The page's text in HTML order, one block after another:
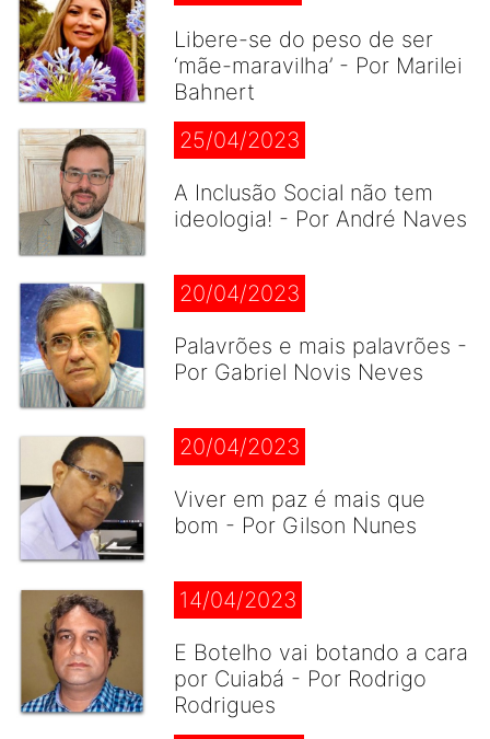
Libere-se do peso de ser
‘mãe-maravilha’ - Por Marilei
Bahnert
25/04/2023
A Inclusão Social não tem
ideologia! - Por André Naves
20/04/2023
Palavrões e mais palavrões -
Por Gabriel Novis Neves
20/04/2023
Viver em paz é mais que
bom - Por Gilson Nunes
14/04/2023
E Botelho vai botando a cara
por Cuiabá - Por Rodrigo
Rodrigues